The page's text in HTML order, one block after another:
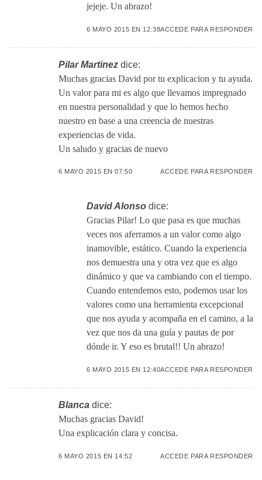
jejeje. Un abrazo!
6 MAYO 2015 EN 12:38ACCEDE PARA RESPONDER
Pilar Martinez dice:
Muchas gracias David por tu explicacion y tu ayuda.
Un valor para mi es algo que llevamos impregnado
en nuestra personalidad y que lo hemos hecho
nuestro en base a una creencia de nuestras
experiencias de vida.
Un saludo y gracias de nuevo
6 MAYO 2015 EN 07:50 ACCEDE PARA RESPONDER
David Alonso dice:
Gracias Pilar! Lo que pasa es que muchas
veces nos aferramos a un valor como algo
inamovible, estático. Cuando la experiencia
nos demuestra una y otra vez que es algo
dinámico y que va cambiando con el tiempo.
Cuando entendemos esto, podemos usar los
valores como una herramienta excepcional
que nos ayuda y acompaña en el camino, a la
vez que nos da una guía y pautas de por
dónde ir. Y eso es brutal!! Un abrazo!
6 MAYO 2015 EN 12:40ACCEDE PARA RESPONDER
Blanca dice:
Muchas gracias David!
Una explicación clara y concisa.
6 MAYO 2015 EN 14:52 ACCEDE PARA RESPONDER